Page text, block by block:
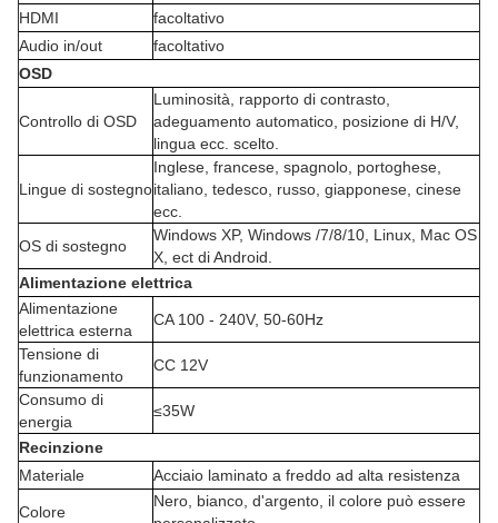
HDMI
facoltativo
Audio in/out
facoltativo
OSD
Controllo di OSD
Luminosità, rapporto di contrasto,
adeguamento automatico, posizione di H/V,
lingua ecc. scelto.
Lingue di sostegno
Inglese, francese, spagnolo, portoghese,
italiano, tedesco, russo, giapponese, cinese
ecc.
OS di sostegno
Windows XP, Windows /7/8/10, Linux, Mac OS
X, ect di Android.
Alimentazione elettrica
Alimentazione
elettrica esterna
CA 100 - 240V, 50-60Hz
Tensione di
funzionamento
CC 12V
Consumo di
energia
≤35W
Recinzione
Materiale
Acciaio laminato a freddo ad alta resistenza
Colore
Nero, bianco, d'argento, il colore può essere